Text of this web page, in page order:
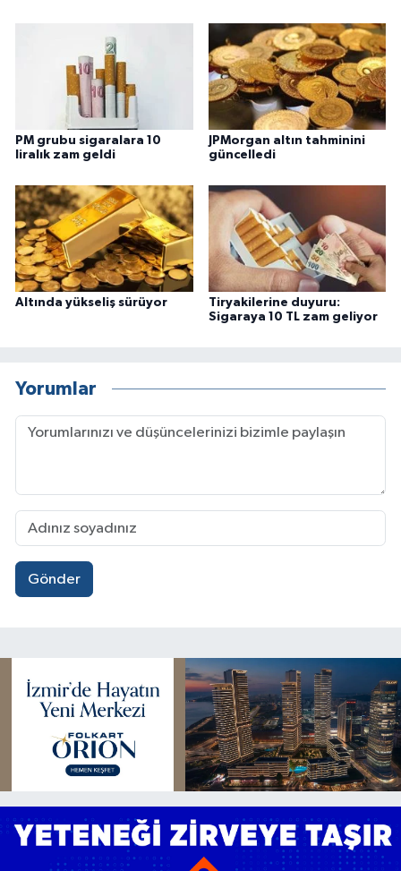
PM grubu sigaralara 10
liralık zam geldi
JPMorgan altın tahminini
güncelledi
Altında yükseliş sürüyor
Tiryakilerine duyuru:
Sigaraya 10 TL zam geliyor
Yorumlar
Gönder